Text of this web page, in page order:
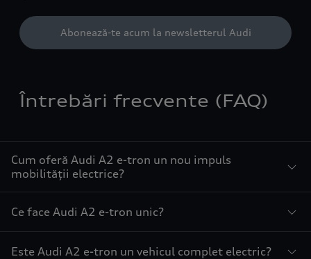
Abonează-te acum la newsletterul Audi
Întrebări frecvente (FAQ)
Cum oferă Audi A2 e-tron un nou impuls
mobilității electrice?
Ce face Audi A2 e-tron unic?
Este Audi A2 e-tron un vehicul complet electric?